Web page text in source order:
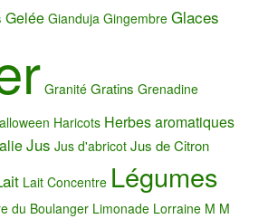
Gelée Gianduja Gingembre Glaces
Granité Gratins Grenadine
Haricots Herbes aromatiques
Jus Jus d'abricot Jus de Citron
Lait Concentre Légumes
du Boulanger Limonade Lorraine M M